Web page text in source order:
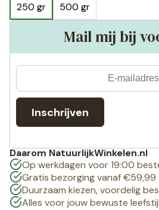
250 gr 500 gr
Mail mij bij
Inschrijven
Daarom NatuurlijkWinkelen.nl
Op werkdagen voor 19:00
Gratis bezorging vanaf €59,99
Duurzaam kiezen, voordelig
Alles voor jouw bewuste leefstijl